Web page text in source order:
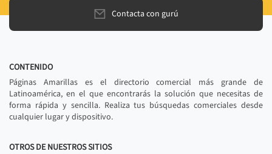
Contacta con gurú
CONTENIDO
Páginas Amarillas es el directorio comercial más grande de
Latinoamérica, en el que encontrarás la solución que necesitas de
forma rápida y sencilla. Realiza tus búsquedas comerciales desde
cualquier lugar y dispositivo.
OTROS DE NUESTROS SITIOS